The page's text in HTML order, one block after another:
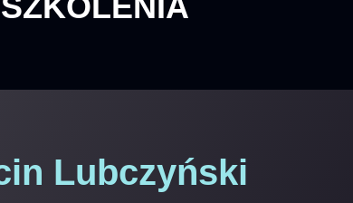
Lubczyński